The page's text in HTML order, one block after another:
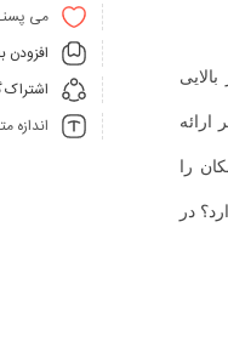
می
افزودن
اشتراک
اندازه
ارائه
را
در